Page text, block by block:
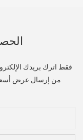
فقط اترك بريدك
من إرسال عرض